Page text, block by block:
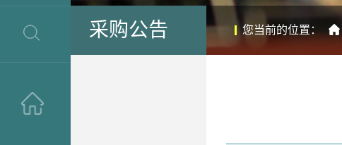
采购公告 您当前的位置：